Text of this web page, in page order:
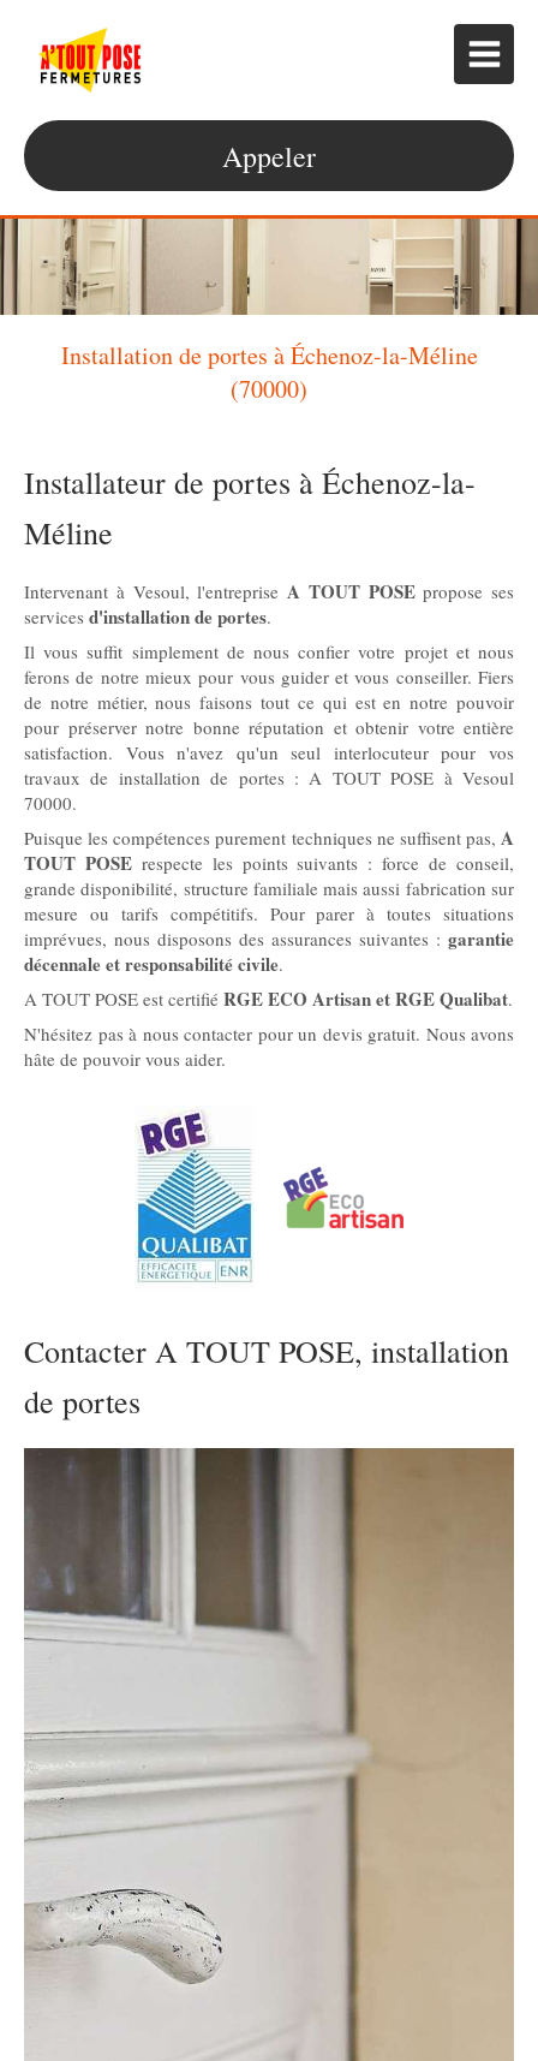
Appeler
Installation de portes à Échenoz-la-Méline
(70000)
Installateur de portes à Échenoz-la-
Méline
Intervenant à Vesoul, l'entreprise A TOUT POSEpropose ses
services d'installation de portes.
Il vous suffit simplement de nous confier votre projet et nous
ferons de notre mieux pour vous guider et vous conseiller. Fiers
de notre métier, nous faisons tout ce qui est en notre pouvoir
pour préserver notre bonne réputation et obtenir votre entière
satisfaction. Vous n'avez qu'un seul interlocuteur pour vos
travaux de installation de portes : A TOUT POSE à Vesoul
70000.
Puisque les compétences purement techniques ne suffisent pas, A
TOUT POSErespecte les points suivants : force de conseil,
grande disponibilité, structure familiale mais aussi fabrication sur
mesure ou tarifs compétitifs. Pour parer à toutes situations
imprévues, nous disposons des assurances suivantes : garantie
décennale et responsabilité civile.
A TOUT POSE est certifié RGE ECO Artisan et RGE Qualibat.
N'hésitez pas à nous contacter pour un devis gratuit. Nous avons
hâte de pouvoir vous aider.
Contacter A TOUT POSE, installation
de portes